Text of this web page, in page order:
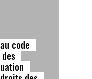
code